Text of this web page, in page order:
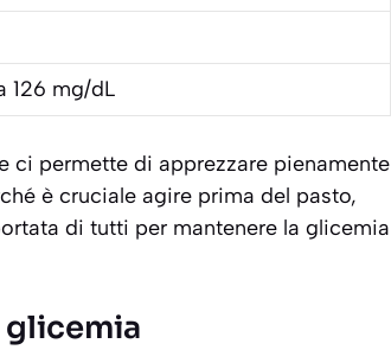
126 mg/dL
ci permette di apprezzare pienamente
è cruciale agire prima del pasto,
di tutti per mantenere la glicemia